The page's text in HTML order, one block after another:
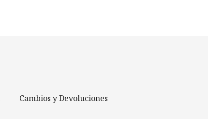
Cambios y Devoluciones